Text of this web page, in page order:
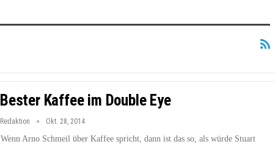
Bester Kaffee im Double Eye
Redaktion Okt. 28, 2014
Wenn Arno Schmeil über Kaffee spricht, dann ist das so, als würde Stuart